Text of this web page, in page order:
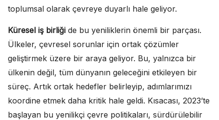
toplumsal olarak çevreye duyarlı hale geliyor.
Küresel iş birliği de bu yeniliklerin önemli bir parçası.
Ülkeler, çevresel sorunlar için ortak çözümler
geliştirmek üzere bir araya geliyor. Bu, yalnızca bir
ülkenin değil, tüm dünyanın geleceğini etkileyen bir
süreç. Artık ortak hedefler belirleyip, adımlarımızı
koordine etmek daha kritik hale geldi. Kısacası, 2023’te
başlayan bu yenilikçi çevre politikaları, sürdürülebilir